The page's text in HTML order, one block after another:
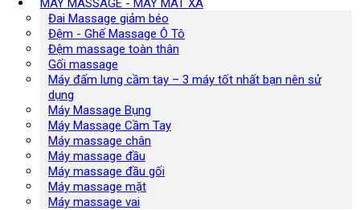
Đai Massage giảm béo
Đệm - Ghế Massage Ô Tô
Đệm massage toàn thân
Gối massage
Máy đấm lưng cầm tay – 3 máy tốt nhất bạn nên sử
dụng
Máy Massage Bụng
Máy Massage Cầm Tay
Máy massage chân
Máy massage đầu
Máy massage đầu gối
Máy massage mặt
Máy massage vai